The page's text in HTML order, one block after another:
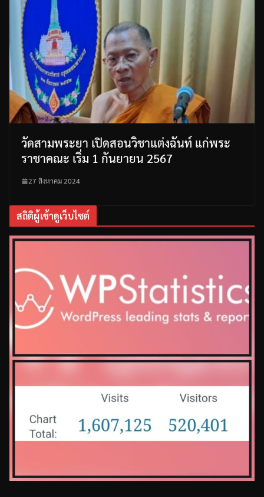
วัดสามพระยา เปิดสอนวิชาแต่งฉันท์ แก่พระ
ราชาคณะ เริ่ม 1 กันยายน 2567
27 สิงหาคม 2024
สถิติผู้เข้าดูเว็บไซต์